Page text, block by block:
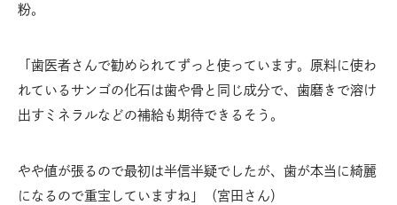
粉。
「歯医者さんで勧められてずっと使っています。原料に使わ
れているサンゴの化石は歯や骨と同じ成分で、歯磨きで溶け
出すミネラルなどの補給も期待できるそう。
やや値が張るので最初は半信半疑でしたが、歯が本当に綺麗
になるので重宝していますね」（宮田さん）